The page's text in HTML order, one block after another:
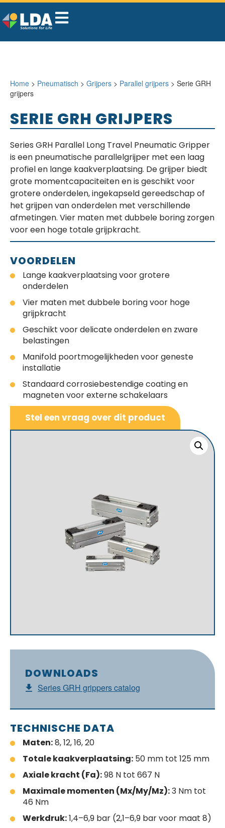
Home > Pneumatisch > Grijpers > Parallel grijpers > Serie GRH
grijpers
DOWNLOADS
Series GRH grippers catalog
TECHNISCHE DATA
Maten:8, 12, 16, 20
Totale kaakverplaatsing: 50 mm tot 125 mm
Axiale kracht (Fa):98 N tot 667 N
Maximale momenten (Mx/My/Mz):3 Nm tot
46 Nm
Werkdruk:1,4–6,9 bar (2,1–6,9 bar voor maat 8)
SERIE GRH GRIJPERS
Series GRH Parallel Long Travel Pneumatic Gripper
is een pneumatische parallelgrijper met een laag
profiel en lange kaakverplaatsing. De grijper biedt
grote momentcapaciteitenen is geschikt voor
grotere onderdelen, ingekapseld gereedschapof
het grijpen van onderdelen met verschillende
afmetingen. Vier maten met dubbele boring zorgen
voor een hoge totale grijpkracht.
VOORDELEN
Lange kaakverplaatsing voor grotere
onderdelen
Vier maten met dubbele boring voor hoge
grijpkracht
Geschikt voor delicate onderdelen en zware
belastingen
Manifold poortmogelijkheden voor geneste
installatie
Standaard corrosiebestendige coating en
magneten voor externe schakelaars
Stel een vraag over dit product